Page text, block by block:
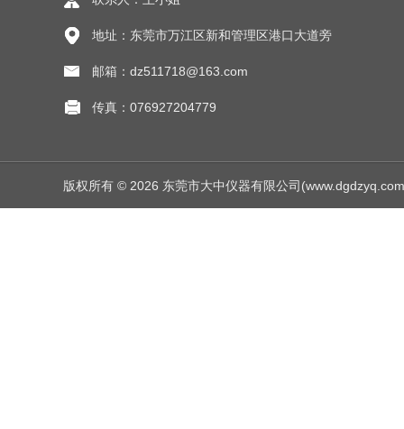
地址：东莞市万江区新和管理区港口大道旁
邮箱：dz511718@163.com
传真：076927204779
版权所有 © 2026 东莞市大中仪器有限公司